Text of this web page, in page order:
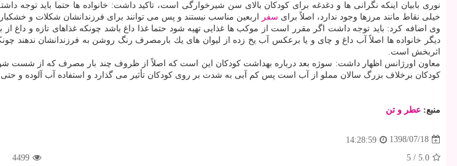
خیلی نقاط مانند مرزها وجود ندارد، اصلاً برای سفر اربعین مناسب نیستند و پس می توانند برای فرزندانشان شكلات و
وی اضافه كرد: باید توجه داشت اگر مقرر است از موكب ها غذایی تهیه شود حتما غذا داغ باشد چونكه غذاهای تازه و داغ
دیگر خانواده ها اصلاً آب داغ و چای و یا برعكس آب یخ زده از لیوان های یك بارمصرف رنگ روشن به فرزندانشان ندهند
اثربخش است.
معاون اورژانس اظهار داشت: سوژه بعد درباره بهداشت كودكان این است كه اصلاً از ظروف چند بار مصرف كه از شست
كودكان برخلاف بزرگ سالان مملو از آب است پس كم آبی به شدت بر روی كودكان تأثیر می گذارد و استفاده آب آلوده و حتی
منبع: عطر و تن
1398/07/18
14:28:59
5.0
/
5
4499